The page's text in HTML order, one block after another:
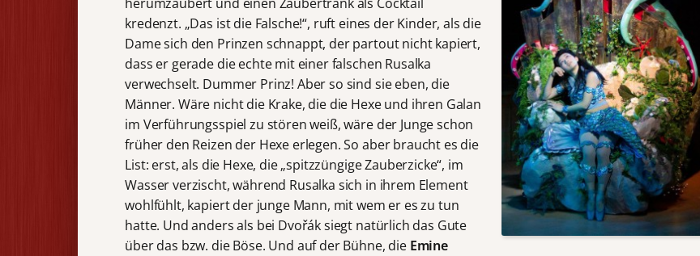
kredenzt. „Das ist die Falsche!“, ruft eines der Kinder, als die
Dame sich den Prinzen schnappt, der partout nicht kapiert,
dass er gerade die echte mit einer falschen Rusalka
verwechselt. Dummer Prinz! Aber so sind sie eben, die
Männer. Wäre nicht die Krake, die die Hexe und ihren Galan
im Verführungsspiel zu stören weiß, wäre der Junge schon
früher den Reizen der Hexe erlegen. So aber braucht es die
List: erst, als die Hexe, die „spitzzüngige Zauberzicke“, im
Wasser verzischt, während Rusalka sich in ihrem Element
wohlfühlt, kapiert der junge Mann, mit wem er es zu tun
hatte. Und anders als bei Dvořák siegt natürlich das Gute
über das bzw. die Böse. Und auf der Bühne, die Emine